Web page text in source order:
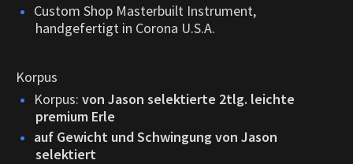
Custom Shop Masterbuilt Instrument,
handgefertigt in Corona U.S.A.
Korpus
Korpus: von Jason selektierte 2tlg. leichte
premium Erle
auf Gewicht und Schwingung von Jason
selektiert